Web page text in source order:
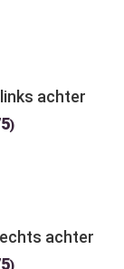
achter
)
achter
)